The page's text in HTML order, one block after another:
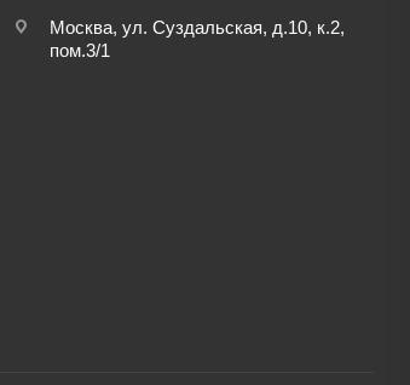
Москва, ул. Суздальская, д.10, к.2,
пом.3/1